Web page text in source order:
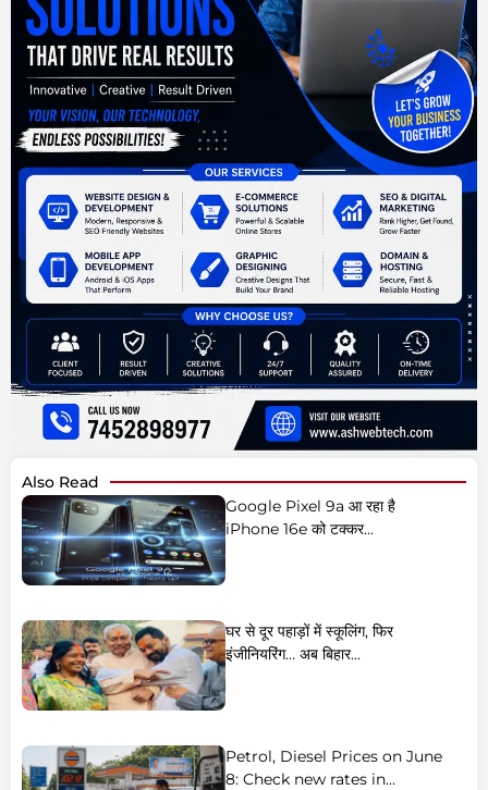
Also Read
Google Pixel 9a आ रहा है
iPhone 16e को टक्कर...
घर से दूर पहाड़ों में स्कूलिंग, फिर
इंजीनियरिंग… अब बिहार...
Petrol, Diesel Prices on June
8: Check new rates in...